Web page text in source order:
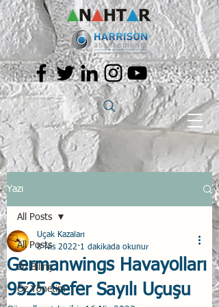
Yazı
All Posts
Öz Bilinç
Öz Yönetim
All Posts
Germanwings Havayolları
9525 Sefer Sayılı Uçuşu
Uçak Kazaları
8 Nis 2022 1 dakikada okunur